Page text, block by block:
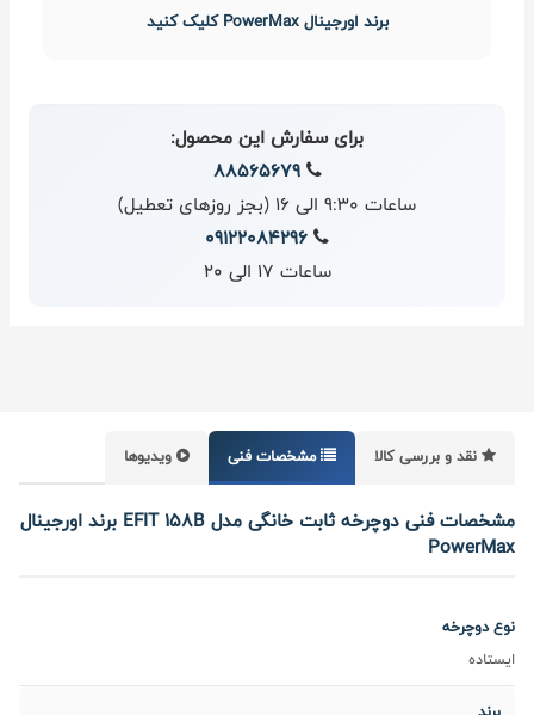
برند اورجینال PowerMax کلیک کنید
برای سفارش این محصول:
88565679
ساعات 9:30 الی 16 (بجز روزهای تعطیل)
09122084296
ساعات 17 الی 20
نقد و بررسی کالا مشخصات فنی ویدیوها
مشخصات فنی دوچرخه ثابت خانگی مدل EFIT 158B برند اورجینال
PowerMax
نوع دوچرخه
ایستاده